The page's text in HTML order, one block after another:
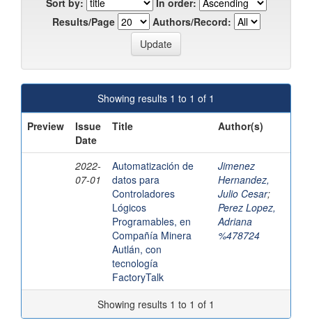
Sort by:
In order:
Results/Page
Authors/Record:
Showing results 1 to 1 of 1
Preview
Issue
Date
Title Author(s)
2022-
07-01
Automatización de
datos para
Controladores
Lógicos
Programables, en
Compañía Minera
Autlán, con
tecnología
FactoryTalk
Jimenez
Hernandez,
Julio Cesar;
Perez Lopez,
Adriana
%478724
Showing results 1 to 1 of 1